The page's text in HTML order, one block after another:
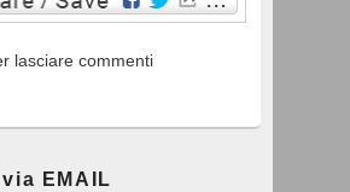
lasciare commenti
EMAIL